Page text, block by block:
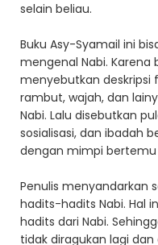
selain beliau.
Buku Asy-Syamail ini
mengenal Nabi. Karena
menyebutkan deskripsi
rambut, wajah, dan
Nabi. Lalu disebutkan
sosialisasi, dan ibadah
dengan mimpi bertemu
Penulis menyandarkan
hadits-hadits Nabi. Hal
hadits dari Nabi.
tidak diragukan lagi